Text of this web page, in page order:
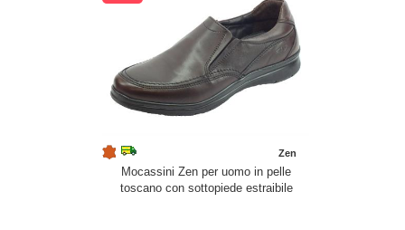
Zen
Mocassini Zen per uomo in pelle
toscano con sottopiede estraibile